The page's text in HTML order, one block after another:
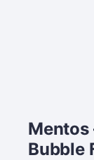
Mentos
Bubble